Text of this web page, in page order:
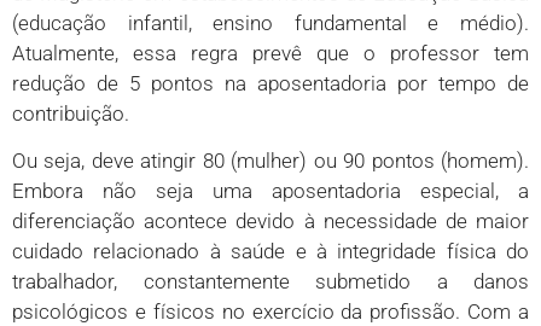
(educação infantil, ensino fundamental e médio).
Atualmente, essa regra prevê que o professor tem
redução de 5 pontos na aposentadoria por tempo de
contribuição.
Ou seja, deve atingir 80 (mulher) ou 90 pontos (homem).
Embora não seja uma aposentadoria especial, a
diferenciação acontece devido à necessidade de maior
cuidado relacionado à saúde e à integridade física do
trabalhador, constantemente submetido a danos
psicológicos e físicos no exercício da profissão. Com a